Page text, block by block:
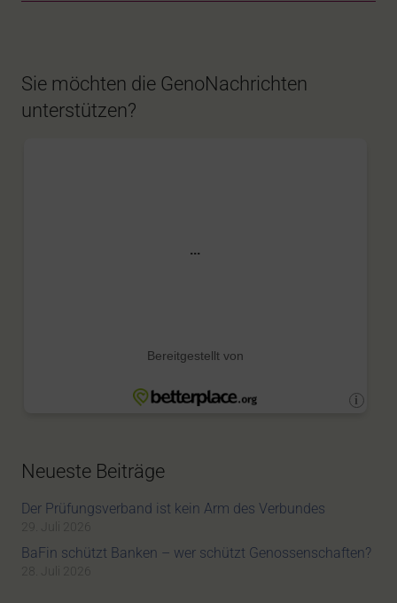
Sie möchten die GenoNachrichten
unterstützen?
Neueste Beiträge
Der Prüfungsverband ist kein Arm des Verbundes
29. Juli 2026
BaFin schützt Banken – wer schützt Genossenschaften?
28. Juli 2026